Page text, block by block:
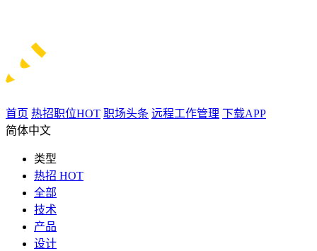
首页 热招职位HOT 职场头条 远程工作管理 下载APP
简体中文
类型
热招 HOT
全部
技术
产品
设计